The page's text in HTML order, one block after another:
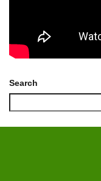
Search